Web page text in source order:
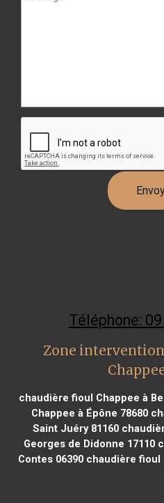
Téléphone:
Zone
chaudière fioul Chappee à
Chappee à Épône 78680
Saint Juéry 81160
Georges de Didonne 17110
Contes 06390 chaudière fioul